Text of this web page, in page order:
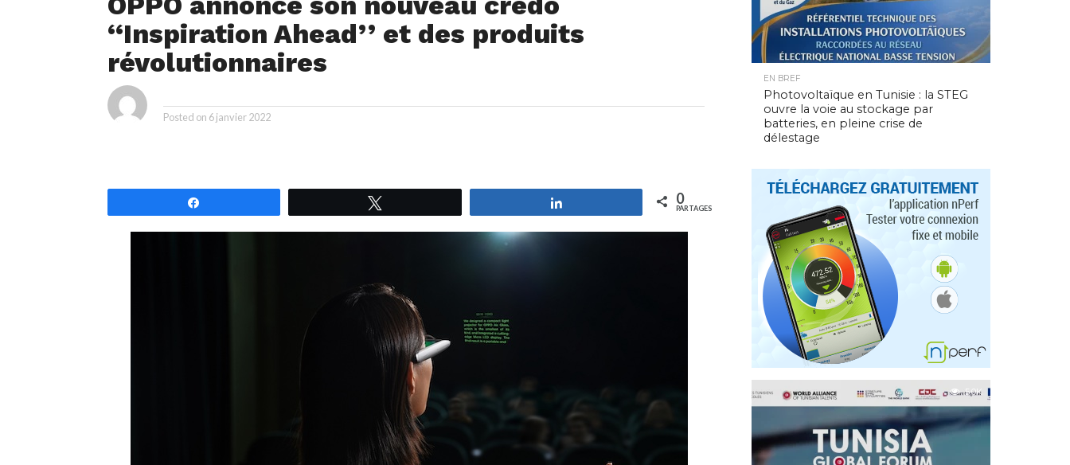
‘‘Inspiration Ahead’’ et des produits
révolutionnaires
Posted on 6 janvier 2022
0
PARTAGES
EN BREF
Photovoltaïque en Tunisie : la STEG
ouvre la voie au stockage par
batteries, en pleine crise de
délestage
5.0K